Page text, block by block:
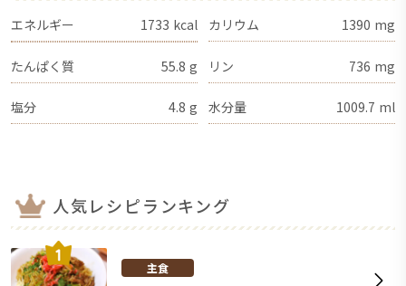
エネルギー 1733 kcal カリウム 1390 mg
たんぱく質 55.8 g リン 736 mg
塩分 4.8 g 水分量 1009.7 ml
人気レシピランキング
主食